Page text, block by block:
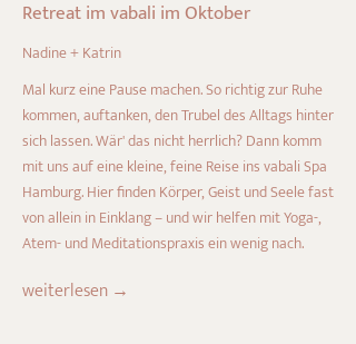
Retreat im vabali im Oktober
Nadine + Katrin
Mal kurz eine Pause machen. So richtig zur Ruhe
kommen, auftanken, den Trubel des Alltags hinter
sich lassen. Wär' das nicht herrlich? Dann komm
mit uns auf eine kleine, feine Reise ins vabali Spa
Hamburg. Hier finden Körper, Geist und Seele fast
von allein in Einklang – und wir helfen mit Yoga-,
Atem- und Meditationspraxis ein wenig nach.
weiterlesen →